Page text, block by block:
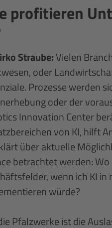
profitieren
Straube:Vielen
oder
Prozesse werden
oder der
Innovation Center
von KI, hilft
über aktuelle
betrachtet werden:
wenn ich KI
würde?
Pfalzwerke ist die